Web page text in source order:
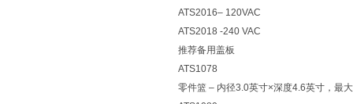
ATS2016– 120VAC
ATS2018 -240 VAC
推荐备用盖板
ATS1078
零件篮 – 内径3.0英寸×深度4.6英寸，最